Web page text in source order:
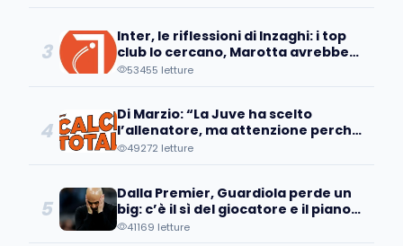
3
Inter, le riflessioni di Inzaghi: i top
club lo cercano, Marotta avrebbe
già individuato...
53455 letture
4
Di Marzio: “La Juve ha scelto
l’allenatore, ma attenzione perché
a Bologna sanno che...
49272 letture
5
Dalla Premier, Guardiola perde un
big: c’è il sì del giocatore e il piano
d’addio
41169 letture